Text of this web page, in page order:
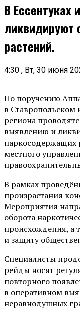
В Ессентуках
ликвидируют
растений.
4:30 , Вт, 30 июня
По поручению
в Ставропольском
региона
выявлению и
наркосодержащих
местного
В рамках
произрастания
Мероприятия
оборота
происхождения, а
и защиту
Специалисты
рейды носят
повторного
в оперативном
неравнодушных